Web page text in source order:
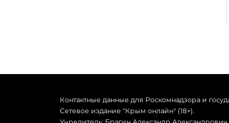
Контактные данные для Роскомнадзора и
Сетевое издание "Крым онлайн" (18+).